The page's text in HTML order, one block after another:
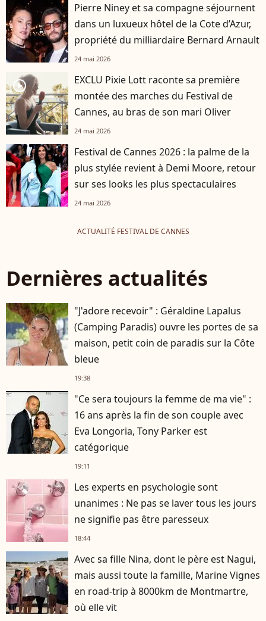
Pierre Niney et sa compagne séjournent
dans un luxueux hôtel de la Cote d’Azur,
propriété du milliardaire Bernard Arnault
24 mai 2026
player2
EXCLU Pixie Lott raconte sa première
montée des marches du Festival de
Cannes, au bras de son mari Oliver
24 mai 2026
Festival de Cannes 2026 : la palme de la
plus stylée revient à Demi Moore, retour
sur ses looks les plus spectaculaires
24 mai 2026
ACTUALITÉ FESTIVAL DE CANNES
Dernières actualités
"J'adore recevoir" : Géraldine Lapalus
(Camping Paradis) ouvre les portes de sa
maison, petit coin de paradis sur la Côte
bleue
19:38
"Ce sera toujours la femme de ma vie" :
16 ans après la fin de son couple avec
Eva Longoria, Tony Parker est
catégorique
19:11
Les experts en psychologie sont
unanimes : Ne pas se laver tous les jours
ne signifie pas être paresseux
18:44
Avec sa fille Nina, dont le père est Nagui,
mais aussi toute la famille, Marine Vignes
en road-trip à 8000km de Montmartre,
où elle vit